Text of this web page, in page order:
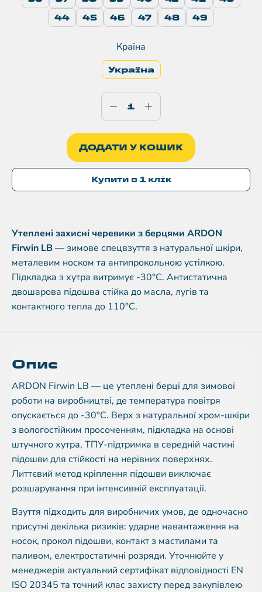
44
45 46 47 48 49
Країна
Україна
ДОДАТИ У КОШИК
Купити в 1 клік
Утеплені захисні черевики з берцями ARDON
Firwin LB— зимове спецвзуття з натуральної шкіри,
металевим носком та антипрокольною устілкою.
Підкладка з хутра витримує -30°C. Антистатична
двошарова підошва стійка до масла, лугів та
контактного тепла до 110°C.
Опис
ARDON Firwin LB — це утеплені берці для зимової
роботи на виробництві, де температура повітря
опускається до -30°C. Верх з натуральної хром-шкіри
з вологостійким просоченням, підкладка на основі
штучного хутра, ТПУ-підтримка в середній частині
підошви для стійкості на нерівних поверхнях.
Литтєвий метод кріплення підошви виключає
розшарування при інтенсивній експлуатації.
Взуття підходить для виробничих умов, де одночасно
присутні декілька ризиків: ударне навантаження на
носок, прокол підошви, контакт з мастилами та
паливом, електростатичні розряди. Уточнюйте у
менеджерів актуальний сертифікат відповідності EN
ISO 20345 та точний клас захисту перед закупівлею